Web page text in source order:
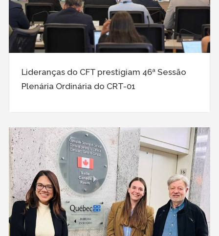
Lideranças do CFT prestigiam 46ª Sessão
Plenária Ordinária do CRT-01